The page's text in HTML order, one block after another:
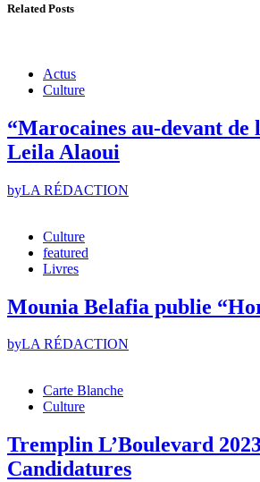
Related Posts
Actus
Culture
“Marocaines au-devant de
Leila Alaoui
byLA RÉDACTION
Culture
featured
Livres
Mounia Belafia publie
byLA RÉDACTION
Carte Blanche
Culture
Tremplin L’Boulevard
Candidatures